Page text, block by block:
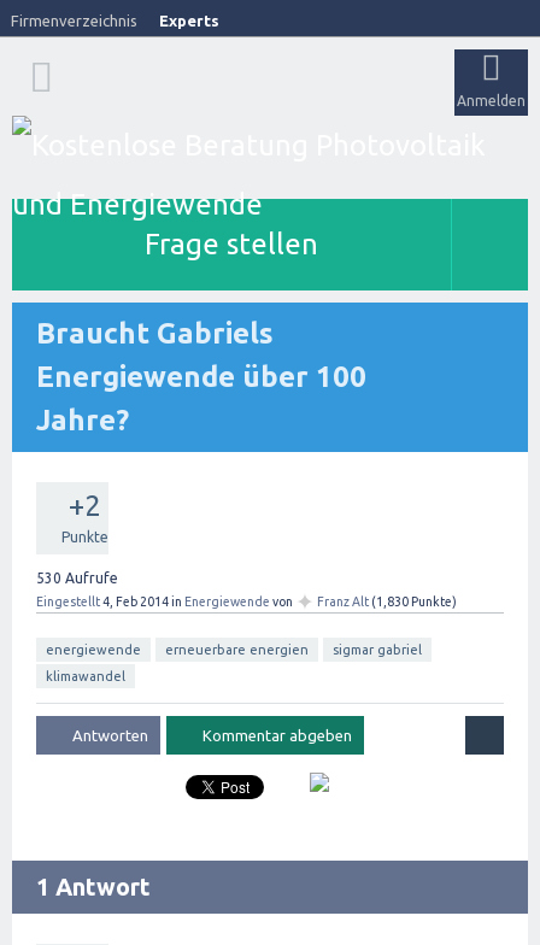
Firmenverzeichnis Experts
Anmelden
Frage stellen
Braucht Gabriels
Energiewende über 100
Jahre?
+2
Punkte
530 Aufrufe
Eingestellt4, Feb 2014in Energiewende von ✦ Franz Alt (1,830 Punkte)
energiewende erneuerbare energien
sigmar gabriel
klimawandel
1 Antwort